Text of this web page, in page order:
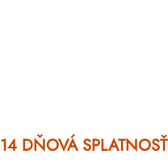
14 DŇOVÁ SPLATNOSŤ